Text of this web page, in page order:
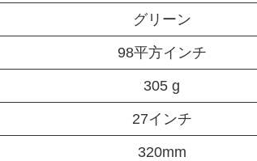
グリーン
98平方インチ
305 g
27インチ
320mm